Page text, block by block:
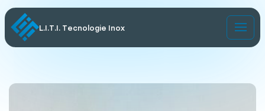
L.I.T.I. Tecnologie Inox